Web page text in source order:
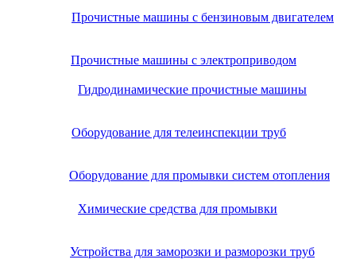
Прочистные машины с бензиновым двигателем
Прочистные машины с электроприводом
Гидродинамические прочистные машины
Оборудование для телеинспекции труб
Оборудование для промывки систем отопления
Химические средства для промывки
Устройства для заморозки и разморозки труб